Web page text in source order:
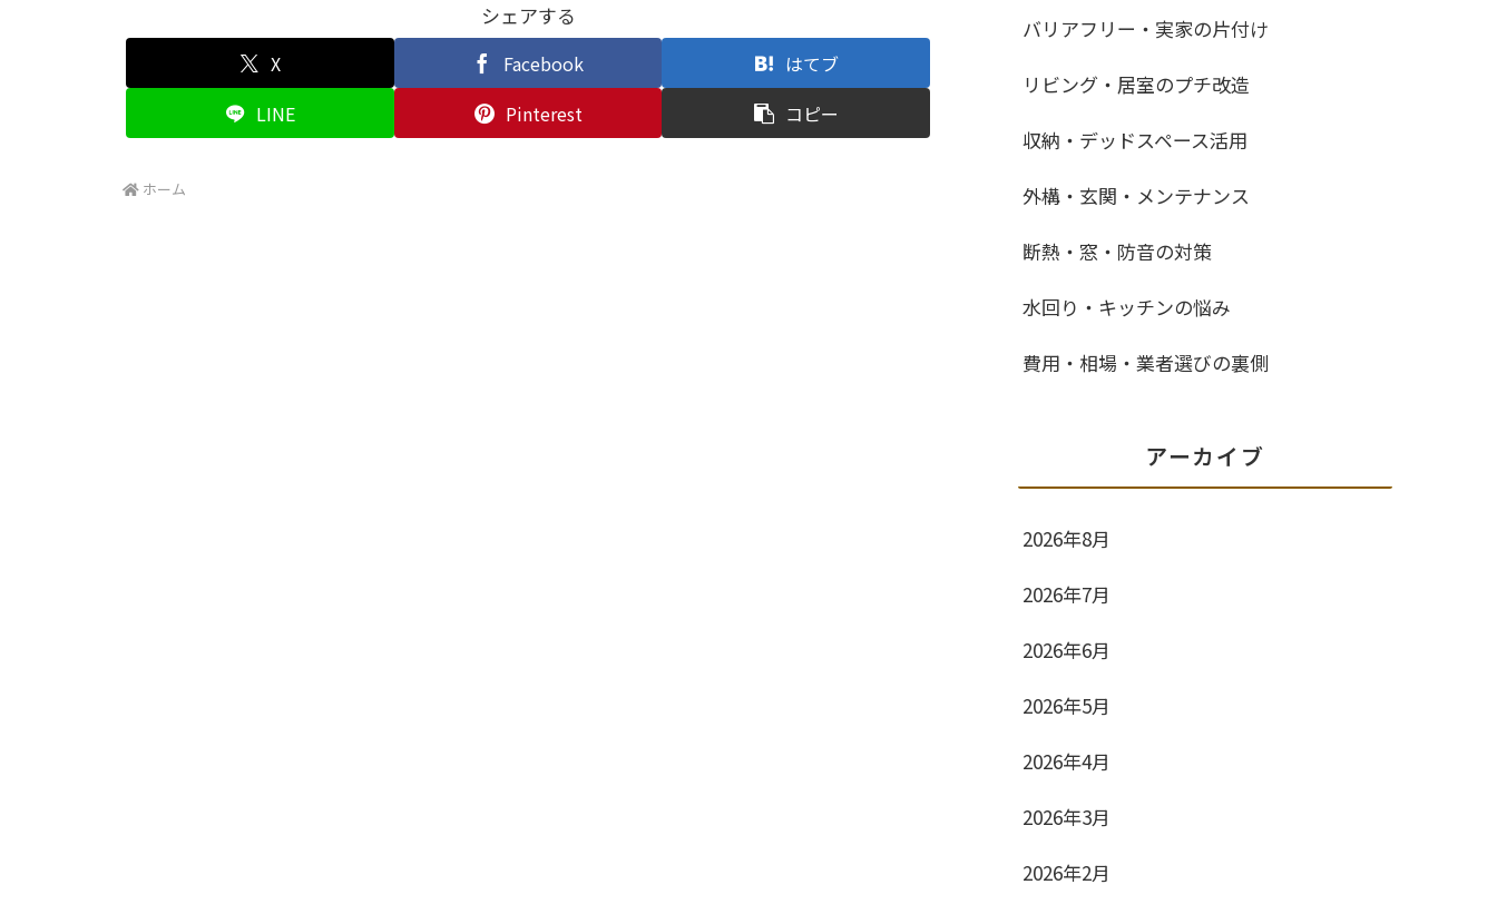
シェアする
X Facebook
はてブ
LINE
Pinterest コピー
ホーム
バリアフリー・実家の片付け
リビング・居室のプチ改造
収納・デッドスペース活用
外構・玄関・メンテナンス
断熱・窓・防音の対策
水回り・キッチンの悩み
費用・相場・業者選びの裏側
アーカイブ
2026年8月
2026年7月
2026年6月
2026年5月
2026年4月
2026年3月
2026年2月